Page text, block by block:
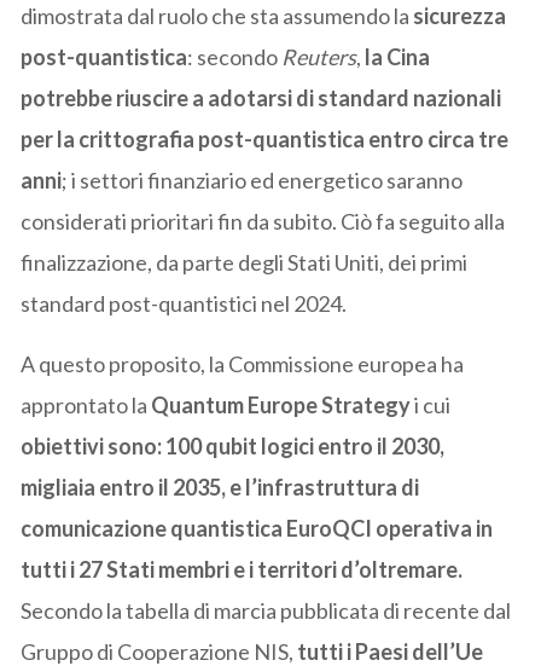
dimostrata dal ruolo che sta assumendo la sicurezza
post-quantistica: secondo Reuters, la Cina
potrebbe riuscire a adotarsi di standard nazionali
per la crittografia post-quantistica entro circa tre
anni; i settori finanziario ed energetico saranno
considerati prioritari fin da subito. Ciò fa seguito alla
finalizzazione, da parte degli Stati Uniti, dei primi
standard post-quantistici nel 2024.
A questo proposito, la Commissione europea ha
approntato la Quantum Europe Strategyi cui
obiettivi sono: 100 qubit logici entro il 2030,
migliaia entro il 2035, e l’infrastruttura di
comunicazione quantistica EuroQCI operativa in
tutti i 27 Stati membri e i territori d’oltremare.
Secondo la tabella di marcia pubblicata di recente dal
Gruppo di Cooperazione NIS, tutti i Paesi dell’Ue